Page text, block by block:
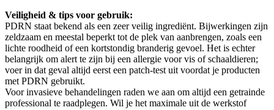
Veiligheid & tips voor gebruik:
PDRN staat bekend als een zeer veilig ingrediënt. Bijwerkingen zijn
zeldzaam en meestal beperkt tot de plek van aanbrengen, zoals een
lichte roodheid of een kortstondig branderig gevoel. Het is echter
belangrijk om alert te zijn bij een allergie voor vis of schaaldieren;
voer in dat geval altijd eerst een patch-test uit voordat je producten
met PDRN gebruikt.
Voor invasieve behandelingen raden we aan om altijd een getrainde
professional te raadplegen. Wil je het maximale uit de werkstof